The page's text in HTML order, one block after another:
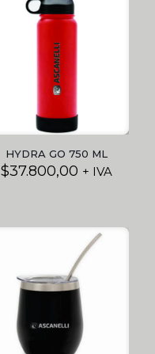
HYDRA GO 750 ML
$37.800,00 + IVA